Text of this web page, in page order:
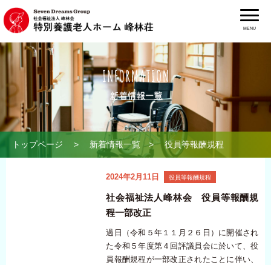
MENU
トップページ > 新着情報一覧 > 役員等報酬規程
2024年2月11日 役員等報酬規程
社会福祉法人峰林会 役員等報酬規
程一部改正
過日（令和５年１１月２６日）に開催され
た令和５年度第４回評議員会に於いて、役
員報酬規程が一部改正されたことに伴い、